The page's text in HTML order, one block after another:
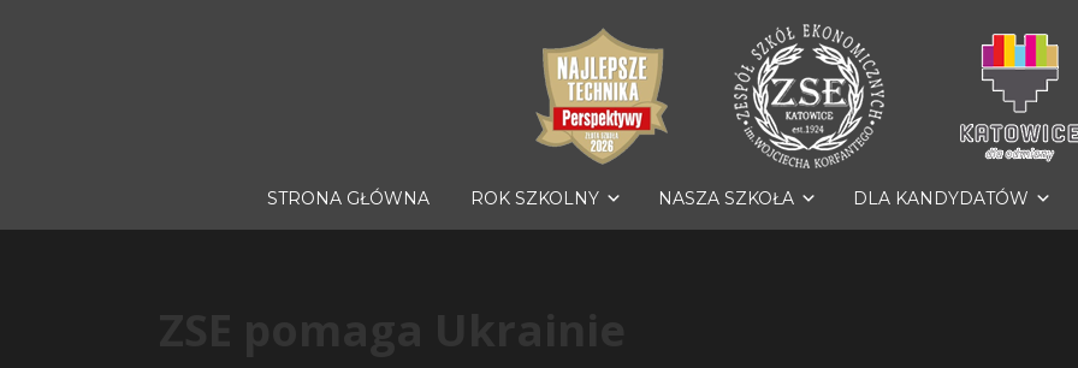
STRONA GŁÓWNA ROK SZKOLNY NASZA SZKOŁA DLA KANDYDATÓW